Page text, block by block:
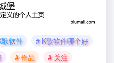
歌软件
# K歌软件哪个好
# 作品
# 关注